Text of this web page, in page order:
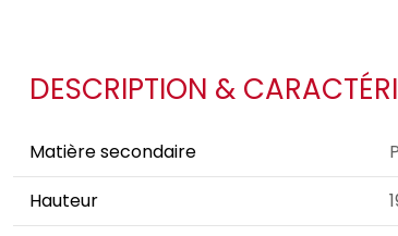
DESCRIPTION &
Matière secondaire
Hauteur